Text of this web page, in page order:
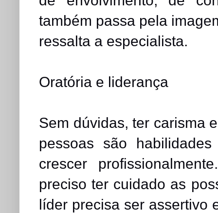
também passa pela
ressalta a especialista.
Oratória e liderança
Sem dúvidas, ter carisma
pessoas são
crescer
preciso ter cuidado as
líder precisa ser assertivo